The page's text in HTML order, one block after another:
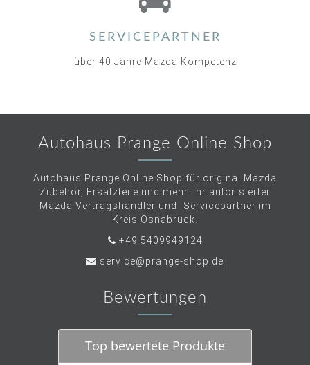
SERVICEPARTNER
über 40 Jahre Mazda Kompetenz
Autohaus Prange Online Shop
Autohaus Prange Online Shop für original Mazda
Zubehör, Ersatzteile und mehr. Ihr autorisierter
Mazda Vertragshändler und -Servicepartner im
Kreis Osnabrück.
+49 5409949124
service@prange-shop.de
Bewertungen
Top bewertete Produkte